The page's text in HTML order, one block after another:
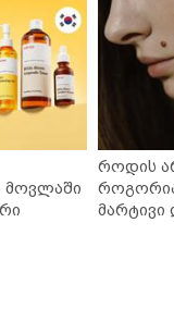
მოვლაში
როდის
მარტივი